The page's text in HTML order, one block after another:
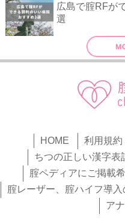
広島で腟RFが
選
HOME 利用規約
ちつの正しい漢字表
腟ペディアにご掲載
腟レーザー、腟ハイフ導
ア